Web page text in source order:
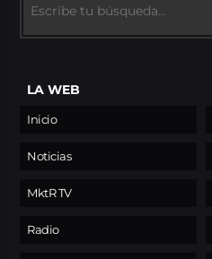
LA WEB
Inicio
Noticias
MktR TV
Radio